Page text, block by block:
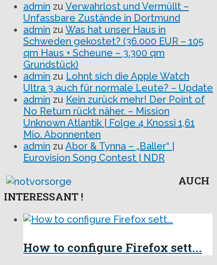
admin zu Verwahrlost und Vermüllt –
Unfassbare Zustände in Dortmund
admin zu Was hat unser Haus in
Schweden gekostet? (36.000 EUR – 105
qm Haus + Scheune – 3.300 qm
Grundstück)
admin zu Lohnt sich die Apple Watch
Ultra 3 auch für normale Leute? – Update
admin zu Kein zurück mehr! Der Point of
No Return rückt näher. – Mission
Unknown Atlantik | Folge 4 Knossi 1,61
Mio. Abonnenten
admin zu Abor & Tynna – „Baller“ |
Eurovision Song Contest | NDR
AUCH
INTERESSANT !
How to configure Firefox sett...